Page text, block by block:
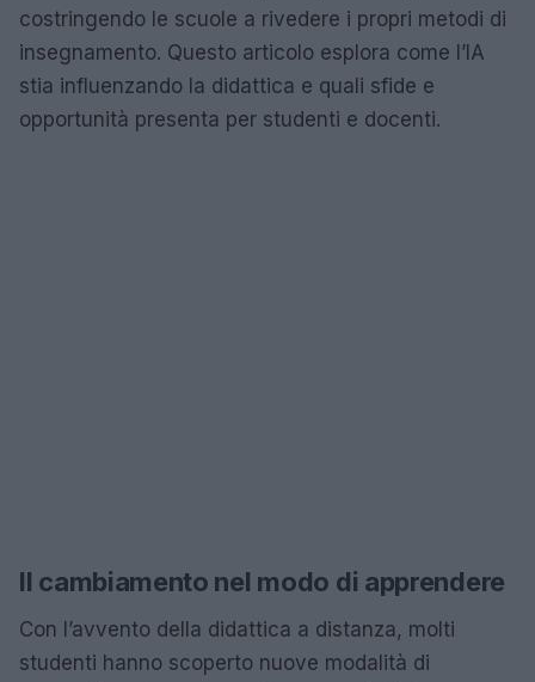
costringendo le scuole a rivedere i propri metodi di
insegnamento. Questo articolo esplora come l’IA
stia influenzando la didattica e quali sfide e
opportunità presenta per studenti e docenti.
Il cambiamento nel modo di apprendere
Con l’avvento della didattica a distanza, molti
studenti hanno scoperto nuove modalità di